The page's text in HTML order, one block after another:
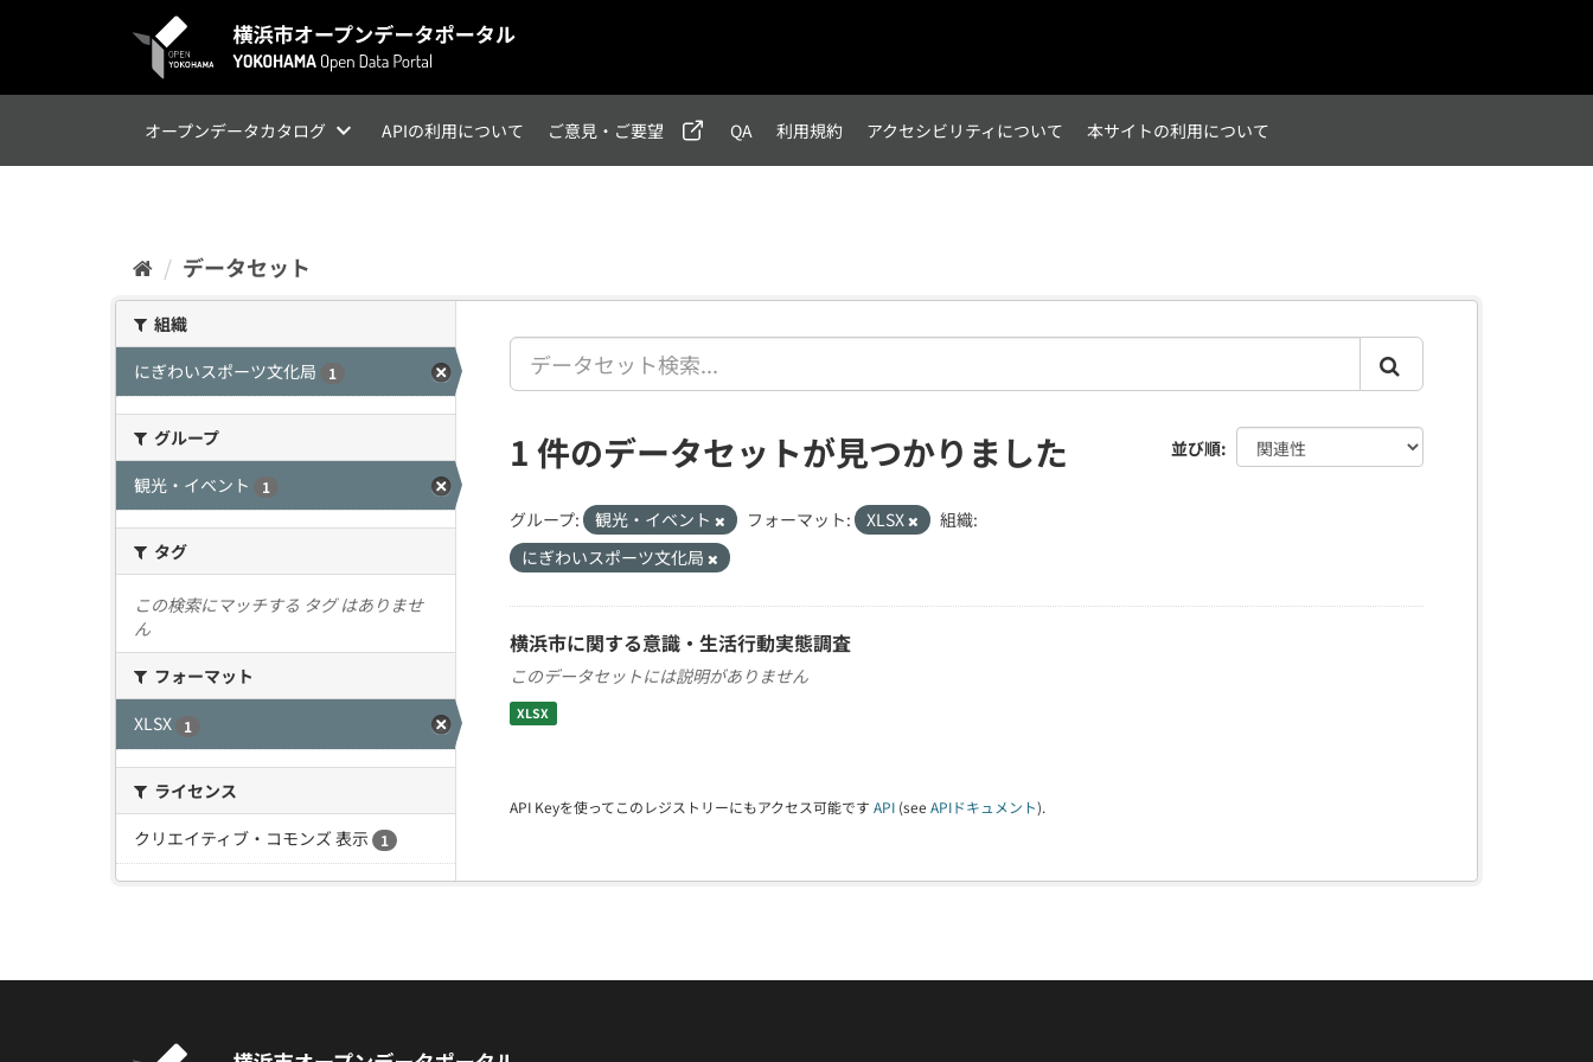
オープンデータカタログ APIの利用について ご意見・ご要望 QA 利用規約 アクセシビリティについて 本サイトの利用について
データセット
組織
にぎわいスポーツ文化局
1
グループ
観光・イベント
1
タグ
この検索にマッチする タグ はありませ
ん
フォーマット
XLSX
1
ライセンス
クリエイティブ・コモンズ 表示
1
並び順
1 件のデータセットが見つかりました
グループ: 観光・イベント フォーマット: XLSX
組織:
にぎわいスポーツ文化局
横浜市に関する意識・生活行動実態調査
このデータセットには説明がありません
XLSX
API Keyを使ってこのレジストリーにもアクセス可能です API (see APIドキュメント).